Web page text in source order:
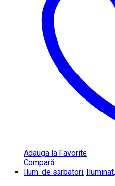
Adauga la Favorite
Compară
Ilum. de sarbatori, Iluminat,